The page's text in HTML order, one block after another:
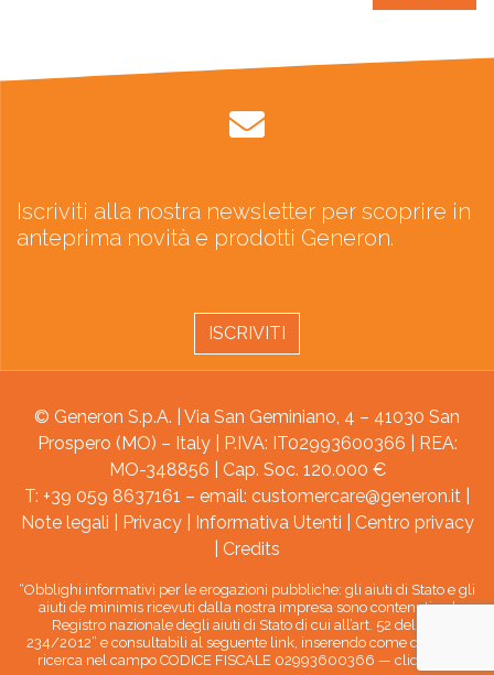
Iscriviti alla nostra newsletter per scoprire in
anteprima novità e prodotti Generon.
ISCRIVITI
© Generon S.p.A. | Via San Geminiano, 4 – 41030 San
Prospero (MO) – Italy | P.IVA: IT02993600366 | REA:
MO-348856 | Cap. Soc. 120.000 €
T: +39 059 8637161 – email: customercare@generon.it
Note legali
Privacy| Informativa Utenti
Centro privacy
Credits
“Obblighi informativi per le erogazioni pubbliche: gli aiuti di Stato e gli
aiuti de minimis ricevuti dalla nostra impresa sono contenuti nel
Registro nazionale degli aiuti di Stato di cui all’art. 52 della L.
234/2012” e consultabili al seguente link, inserendo come chiave di
ricerca nel campo CODICE FISCALE 02993600366 — clicca qui